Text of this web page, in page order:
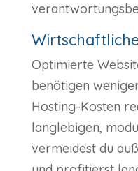
Optimierte
benötigen
Hosting-Kosten
langlebigen,
vermeidest du